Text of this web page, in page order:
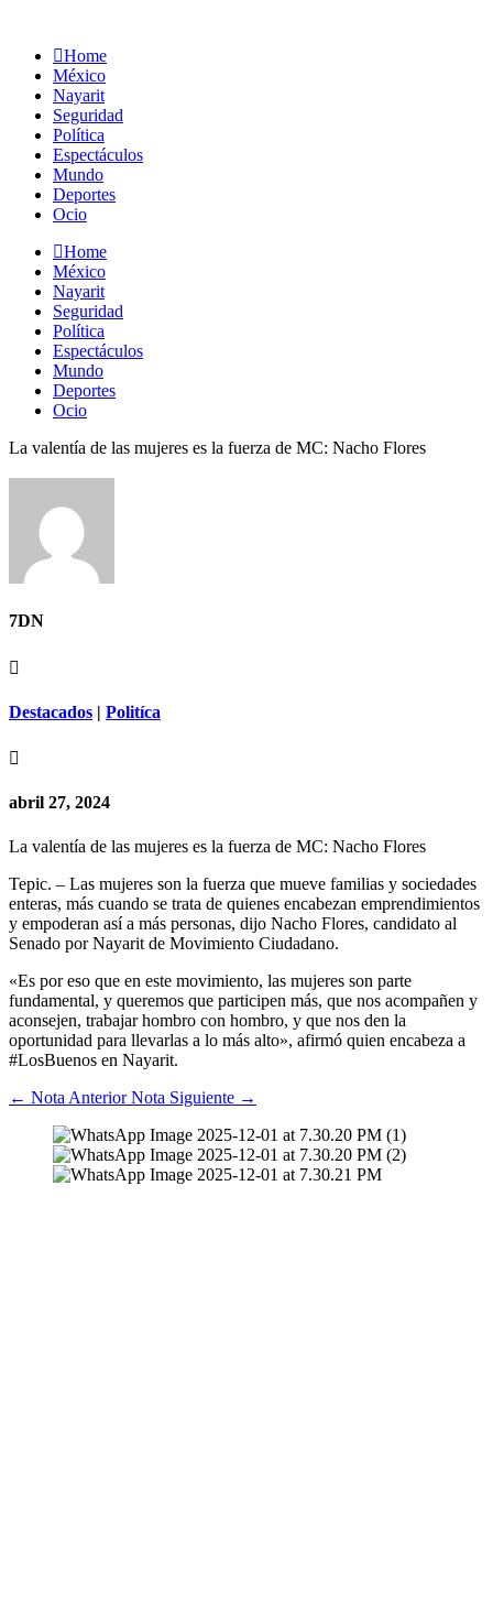
Home
México
Nayarit
Seguridad
Política
Espectáculos
Mundo
Deportes
Ocio
Home
México
Nayarit
Seguridad
Política
Espectáculos
Mundo
Deportes
Ocio
La valentía de las mujeres es la fuerza de MC: Nacho Flores
7DN

Destacados | Politíca

abril 27, 2024
La valentía de las mujeres es la fuerza de MC: Nacho Flores
Tepic. – Las mujeres son la fuerza que mueve familias y sociedades
enteras, más cuando se trata de quienes encabezan emprendimientos
y empoderan así a más personas, dijo Nacho Flores, candidato al
Senado por Nayarit de Movimiento Ciudadano.
«Es por eso que en este movimiento, las mujeres son parte
fundamental, y queremos que participen más, que nos acompañen y
aconsejen, trabajar hombro con hombro, y que nos den la
oportunidad para llevarlas a lo más alto», afirmó quien encabeza a
#LosBuenos en Nayarit.
← Nota Anterior Nota Siguiente →